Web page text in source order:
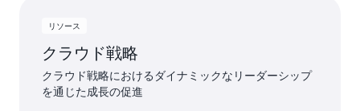
リソース
クラウド戦略
クラウド戦略におけるダイナミックなリーダーシップ
を通じた成長の促進